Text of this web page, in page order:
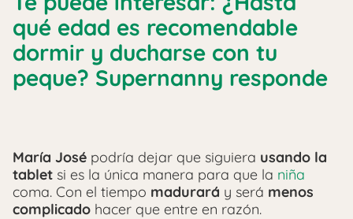
qué edad es recomendable
dormir y ducharse con tu
peque? Supernanny responde
María José podría dejar que siguiera usando la
tablet si es la única manera para que la niña
coma. Con el tiempo madurará y será menos
complicado hacer que entre en razón.